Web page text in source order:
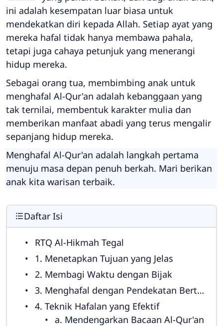
ini adalah kesempatan luar biasa untuk
mendekatkan diri kepada Allah. Setiap ayat yang
mereka hafal tidak hanya membawa pahala,
tetapi juga cahaya petunjuk yang menerangi
hidup mereka.
Sebagai orang tua, membimbing anak untuk
menghafal Al-Qur'an adalah kebanggaan yang
tak ternilai, membentuk karakter mulia dan
memberikan manfaat abadi yang terus mengalir
sepanjang hidup mereka.
Menghafal Al-Qur'an adalah langkah pertama
menuju masa depan penuh berkah. Mari berikan
anak kita warisan terbaik.
Daftar Isi
RTQ Al-Hikmah Tegal
1. Menetapkan Tujuan yang Jelas
2. Membagi Waktu dengan Bijak
3. Menghafal dengan Pendekatan Bertahap
4. Teknik Hafalan yang Efektif
a. Mendengarkan Bacaan Al-Qur'an